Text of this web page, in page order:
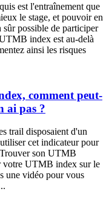
est l'entraînement que
le stage, et pouvoir en
sûr possible de participer
index est au-delà
ainsi les risques
comment peut-
ai pas ?
trail disposaient d'un
cet indicateur pour
son UTMB
votre UTMB index sur le
une vidéo pour vous